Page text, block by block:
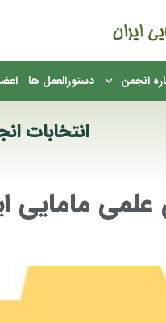
انجمن دستورالعمل ها
انتخابات
مامایی